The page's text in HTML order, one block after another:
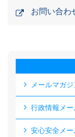
お問い合わ
メールマガジ
行政情報メー
安心安全メー